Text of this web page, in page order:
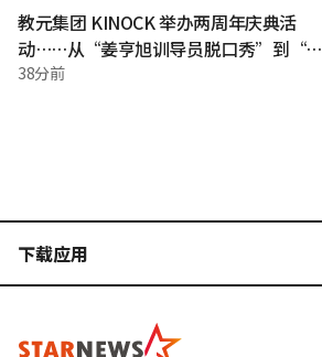
教元集团 KINOCK 举办两周年庆典活
动……从“姜亨旭训导员脱口秀”到“宠
物马卡龙”
38分前
下载应用
STARPOLL